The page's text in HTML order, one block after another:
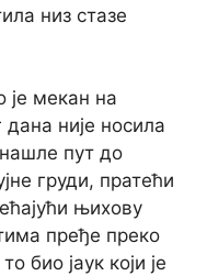
низ стазе
је мекан на
није носила
пут до
груди, пратећи
њихову
пређе преко
био јаук који је